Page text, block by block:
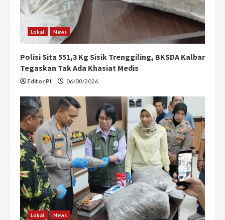
Lokal News
Polisi Sita 551,3 Kg Sisik Trenggiling, BKSDA Kalbar
Tegaskan Tak Ada Khasiat Medis
Editor PI 06/08/2026
Lokal News